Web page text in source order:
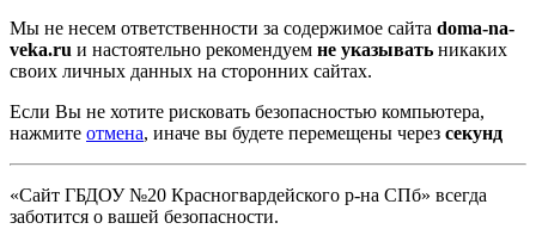
Мы не несем ответственности за содержимое сайта doma-na-
veka.ru и настоятельно рекомендуем не указывать никаких
своих личных данных на сторонних сайтах.
Если Вы не хотите рисковать безопасностью компьютера,
нажмите отмена, иначе вы будете перемещены через секунд
«Сайт ГБДОУ №20 Красногвардейского р-на СПб» всегда
заботится о вашей безопасности.